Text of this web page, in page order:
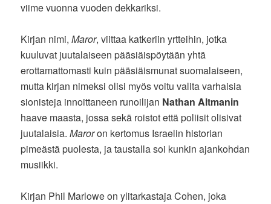
viime vuonna vuoden dekkariksi.
Kirjan nimi,Maror, viittaa katkeriin yrtteihin, jotka
kuuluvat juutalaiseen pääsiäispöytään yhtä
erottamattomasti kuin pääsiäismunat suomalaiseen,
mutta kirjan nimeksi olisi myös voitu valita varhaisia
sionisteja innoittaneen runoilijan Nathan Altmanin
haave maasta, jossa sekä roistot että poliisit olisivat
juutalaisia.Maroron kertomus Israelin historian
pimeästä puolesta, ja taustalla soi kunkin ajankohdan
musiikki.
Kirjan Phil Marlowe on ylitarkastaja Cohen, joka